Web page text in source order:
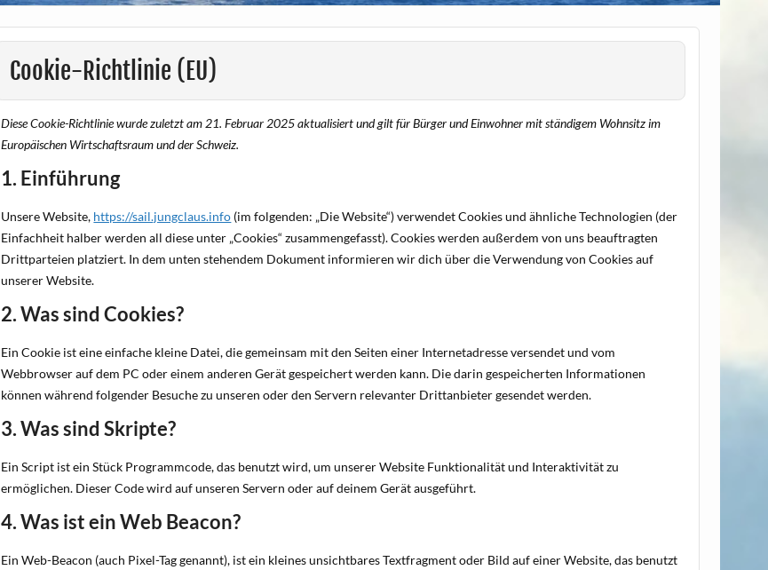
Cookie-Richtlinie (EU)
Diese Cookie-Richtlinie wurde zuletzt am 21. Februar 2025 aktualisiert und gilt für Bürger und Einwohner mit ständigem Wohnsitz im
Europäischen Wirtschaftsraum und der Schweiz.
1. Einführung
Unsere Website, https://sail.jungclaus.info (im folgenden: „Die Website“) verwendet Cookies und ähnliche Technologien (der
Einfachheit halber werden all diese unter „Cookies“ zusammengefasst). Cookies werden außerdem von uns beauftragten
Drittparteien platziert. In dem unten stehendem Dokument informieren wir dich über die Verwendung von Cookies auf
unserer Website.
2. Was sind Cookies?
Ein Cookie ist eine einfache kleine Datei, die gemeinsam mit den Seiten einer Internetadresse versendet und vom
Webbrowser auf dem PC oder einem anderen Gerät gespeichert werden kann. Die darin gespeicherten Informationen
können während folgender Besuche zu unseren oder den Servern relevanter Drittanbieter gesendet werden.
3. Was sind Skripte?
Ein Script ist ein Stück Programmcode, das benutzt wird, um unserer Website Funktionalität und Interaktivität zu
ermöglichen. Dieser Code wird auf unseren Servern oder auf deinem Gerät ausgeführt.
4. Was ist ein Web Beacon?
Ein Web-Beacon (auch Pixel-Tag genannt), ist ein kleines unsichtbares Textfragment oder Bild auf einer Website, das benutzt